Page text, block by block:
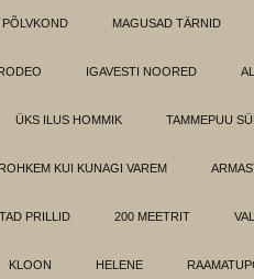
MAGUSAD TÄRNID
IGAVESTI NOORED
ÜKS ILUS HOMMIK TAMMEPUU
ROHKEM KUI KUNAGI VAREM
PRILLID 200 MEETRIT
KLOON HELENE